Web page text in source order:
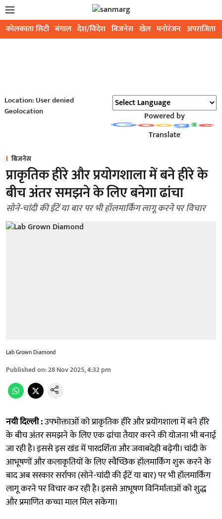
कोलकाता सिटी बंगाल देश/विदेश बिजनेस खेल मनोरंजन अपराजिता
Location: User denied
Geolocation
Powered by
Translate
बिजनेस
प्राकृतिक हीरे और प्रयोगशाला में बने हीरे के
बीच अंतर समझने के लिए बनेगा ढांचा
सोने-चांदी की ईंटें या बार पर भी हॉलमार्किंग लागू करने पर विचार
Lab Grown Diamond
Published on:28 Nov 2025, 4:32 pm
नयी दिल्ली :उपभोक्ताओं को प्राकृतिक हीरे और प्रयोगशाला में बने हीरे
के बीच अंतर समझने के लिए एक ढांचा तैयार करने की योजना भी बनाई
जा रही है। इससे इस खंड में पारदर्शिता और जवाबदेही बढ़ेगी। चांदी के
आभूषणों और कलाकृतियों के लिए स्वैच्छिक हॉलमार्किंग शुरू करने के
बाद अब सरकार सर्राफा (सोने-चांदी की ईंटें या बार) पर भी हॉलमार्किंग
लागू करने पर विचार कर रही है। इससे आभूषण विनिर्माताओं को शुद्ध
और प्रमाणित कच्चा माल मिल सकेगा।